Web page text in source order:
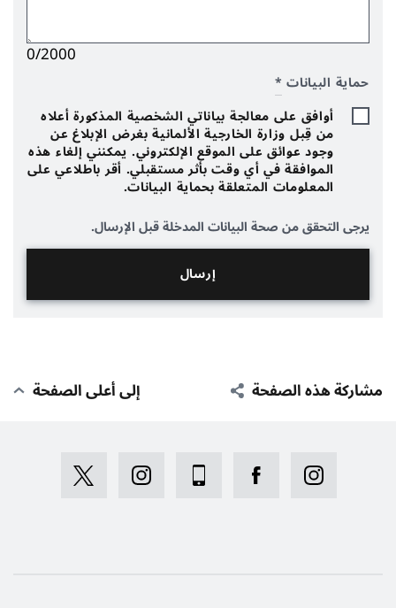
0/2000
حماية البيانات *
أوافق على معالجة بياناتي الشخصية المذكورة أعلاه
من قِبل وزارة الخارجية الألمانية بغرض الإبلاغ عن
وجود عوائق على الموقع الإلكتروني. يمكنني إلغاء هذه
الموافقة في أي وقت بأثر مستقبلي. أقر باطلاعي على
المعلومات المتعلقة بحماية البيانات.
يرجى التحقق من صحة البيانات المدخلة قبل الإرسال.
مشاركة هذه الصفحة إلى أعلى الصفحة